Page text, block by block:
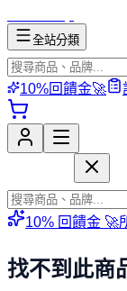
全站分類
10%回饋金🚀
10% 回饋金 🚀
找不到此商